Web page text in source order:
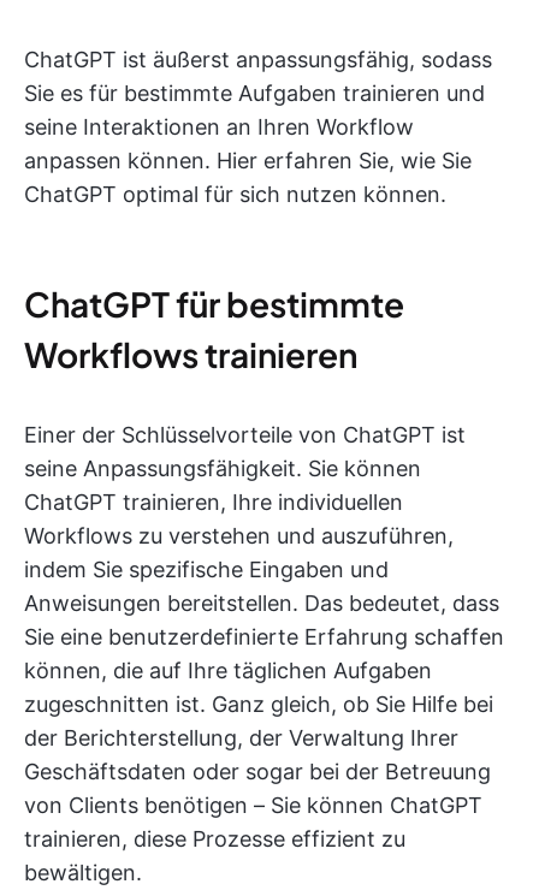
ChatGPT ist äußerst anpassungsfähig, sodass
Sie es für bestimmte Aufgaben trainieren und
seine Interaktionen an Ihren Workflow
anpassen können. Hier erfahren Sie, wie Sie
ChatGPT optimal für sich nutzen können.
ChatGPT für bestimmte
Workflows trainieren
Einer der Schlüsselvorteile von ChatGPT ist
seine Anpassungsfähigkeit. Sie können
ChatGPT trainieren, Ihre individuellen
Workflows zu verstehen und auszuführen,
indem Sie spezifische Eingaben und
Anweisungen bereitstellen. Das bedeutet, dass
Sie eine benutzerdefinierte Erfahrung schaffen
können, die auf Ihre täglichen Aufgaben
zugeschnitten ist. Ganz gleich, ob Sie Hilfe bei
der Berichterstellung, der Verwaltung Ihrer
Geschäftsdaten oder sogar bei der Betreuung
von Clients benötigen – Sie können ChatGPT
trainieren, diese Prozesse effizient zu
bewältigen.